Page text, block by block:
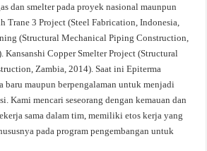
dan smelter pada proyek nasional maunpun
Trane 3 Project (Steel Fabrication, Indonesia,
(Structural Mechanical Piping Construction,
Kansanshi Copper Smelter Project (Structural
Zambia, 2014). Saat ini Epiterma
baru maupun berpengalaman untuk menjadi
Kami mencari seseorang dengan kemauan dan
sama dalam tim, memiliki etos kerja yang
pada program pengembangan untuk